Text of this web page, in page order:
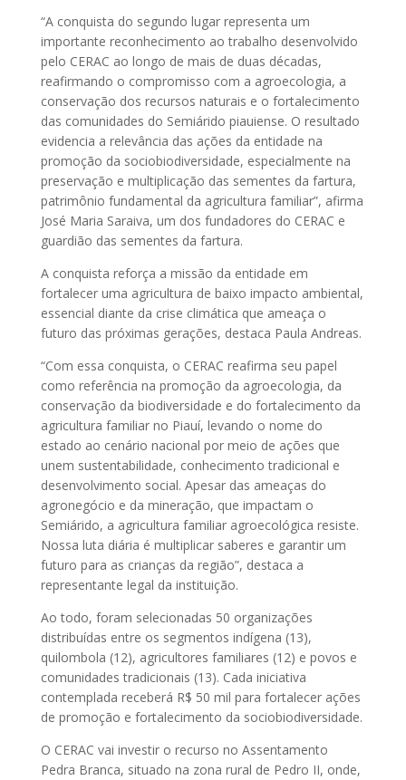
“A conquista do segundo lugar representa um
importante reconhecimento ao trabalho desenvolvido
pelo CERAC ao longo de mais de duas décadas,
reafirmando o compromisso com a agroecologia, a
conservação dos recursos naturais e o fortalecimento
das comunidades do Semiárido piauiense. O resultado
evidencia a relevância das ações da entidade na
promoção da sociobiodiversidade, especialmente na
preservação e multiplicação das sementes da fartura,
patrimônio fundamental da agricultura familiar”, afirma
José Maria Saraiva, um dos fundadores do CERAC e
guardião das sementes da fartura.
A conquista reforça a missão da entidade em
fortalecer uma agricultura de baixo impacto ambiental,
essencial diante da crise climática que ameaça o
futuro das próximas gerações, destaca Paula Andreas.
“Com essa conquista, o CERAC reafirma seu papel
como referência na promoção da agroecologia, da
conservação da biodiversidade e do fortalecimento da
agricultura familiar no Piauí, levando o nome do
estado ao cenário nacional por meio de ações que
unem sustentabilidade, conhecimento tradicional e
desenvolvimento social. Apesar das ameaças do
agronegócio e da mineração, que impactam o
Semiárido, a agricultura familiar agroecológica resiste.
Nossa luta diária é multiplicar saberes e garantir um
futuro para as crianças da região”, destaca a
representante legal da instituição.
Ao todo, foram selecionadas 50 organizações
distribuídas entre os segmentos indígena (13),
quilombola (12), agricultores familiares (12) e povos e
comunidades tradicionais (13). Cada iniciativa
contemplada receberá R$ 50 mil para fortalecer ações
de promoção e fortalecimento da sociobiodiversidade.
O CERAC vai investir o recurso no Assentamento
Pedra Branca, situado na zona rural de Pedro II, onde,